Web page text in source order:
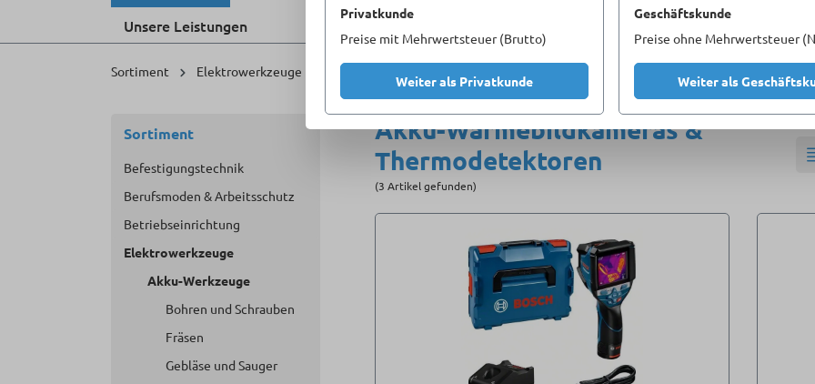
Unsere Leistungen
Privatkunde
Preise mit Mehrwertsteuer (Brutto)
Weiter als Privatkunde
Geschäftskunde
Preise ohne Mehrwertsteuer
Weiter als
Sortiment Elektrowerkzeuge Akku-Werkzeuge Akku-Wärmebildkameras & Thermodetektoren
Sortiment
Befestigungstechnik
Berufsmoden & Arbeitsschutz
Betriebseinrichtung
Elektrowerkzeuge
Akku-Werkzeuge
Bohren und Schrauben
Fräsen
Gebläse und Sauger
Akku-Wärmebildkameras &
Thermodetektoren
(3 Artikel gefunden)